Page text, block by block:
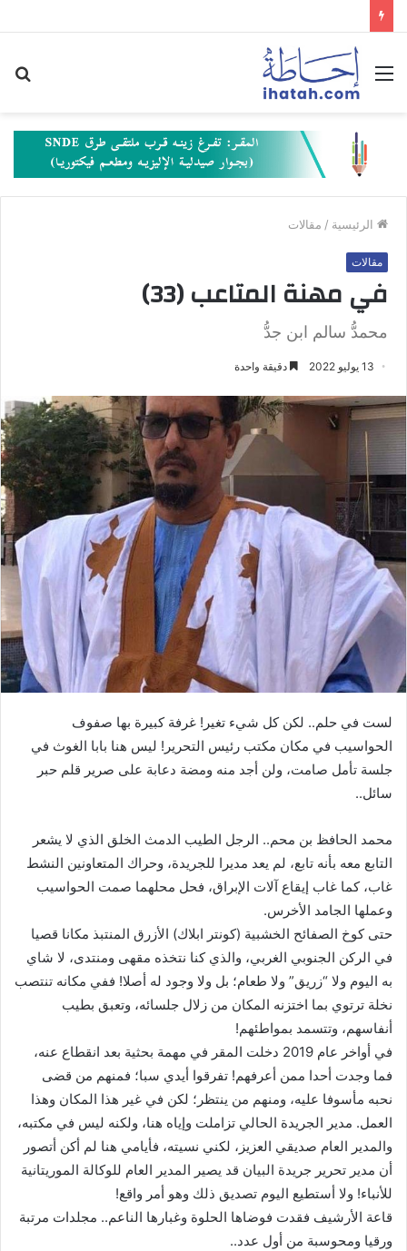
القائمة
الرئيسية / مقالات
مقالات
في مهنة المتاعب (33)
محمدُّ سالم ابن جدُّ
13 يوليو 2022 دقيقة واحدة
لست في حلم.. لكن كل شيء تغير! غرفة كبيرة بها صفوف
الحواسيب في مكان مكتب رئيس التحرير! ليس هنا بابا الغوث في
جلسة تأمل صامت، ولن أجد منه ومضة دعابة على صرير قلم حبر
سائل..
محمد الحافظ بن محم.. الرجل الطيب الدمث الخلق الذي لا يشعر
التابع معه بأنه تابع، لم يعد مديرا للجريدة، وحراك المتعاونين النشط
غاب، كما غاب إيقاع آلات الإبراق، فحل محلهما صمت الحواسيب
وعملها الجامد الأخرس.
حتى كوخ الصفائح الخشبية (كونتر ابلاك) الأزرق المنتبذ مكانا قصيا
في الركن الجنوبي الغربي، والذي كنا نتخذه مقهى ومنتدى، لا شاي
به اليوم ولا “زريق” ولا طعام؛ بل ولا وجود له أصلا! ففي مكانه تنتصب
نخلة ترتوي بما اختزنه المكان من زلال جلسائه، وتعبق بطيب
أنفاسهم، وتتسمد بمواطئهم!
في أواخر عام 2019 دخلت المقر في مهمة بحثية بعد انقطاع عنه،
فما وجدت أحدا ممن أعرفهم! تفرقوا أيدي سبا؛ فمنهم من قضى
نحبه مأسوفا عليه، ومنهم من ينتظر؛ لكن في غير هذا المكان وهذا
العمل. مدير الجريدة الحالي تزاملت وإياه هنا، ولكنه ليس في مكتبه،
والمدير العام صديقي العزيز، لكني نسيته، فأيامي هنا لم أكن أتصور
أن مدير تحرير جريدة البيان قد يصير المدير العام للوكالة الموريتانية
للأنباء! ولا أستطيع اليوم تصديق ذلك وهو أمر واقع!
قاعة الأرشيف فقدت فوضاها الحلوة وغبارها الناعم.. مجلدات مرتبة
ورقيا ومحوسبة من أول عدد..